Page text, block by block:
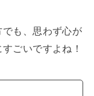
も、思わず心が
ごいですよね！